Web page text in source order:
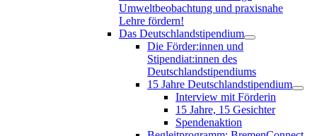
Umweltbeobachtung und praxisnahe
Lehre fördern!
Das Deutschlandstipendium
Die Förder:innen und
Stipendiat:innen des
Deutschlandstipendiums
15 Jahre Deutschlandstipendium
Interview mit Förderin
15 Jahre, 15 Gesichter
Spendenaktion